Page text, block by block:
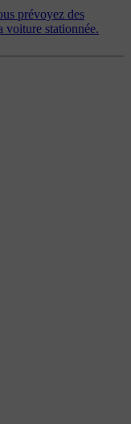
prévoyez des
voiture stationnée.